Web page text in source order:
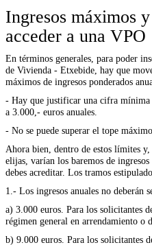
Ingresos máximos
acceder a una VPO
En términos generales, para poder
de Vivienda - Etxebide, hay que
máximos de ingresos ponderados
- Hay que justificar una cifra mínima
a 3.000,- euros anuales.
- No se puede superar el tope
Ahora bien, dentro de estos límites
elijas, varían los baremos de
debes acreditar. Los tramos
1.- Los ingresos anuales no deberán
a) 3.000 euros. Para los solicitantes
régimen general en arrendamiento o
b) 9.000 euros. Para los solicitantes